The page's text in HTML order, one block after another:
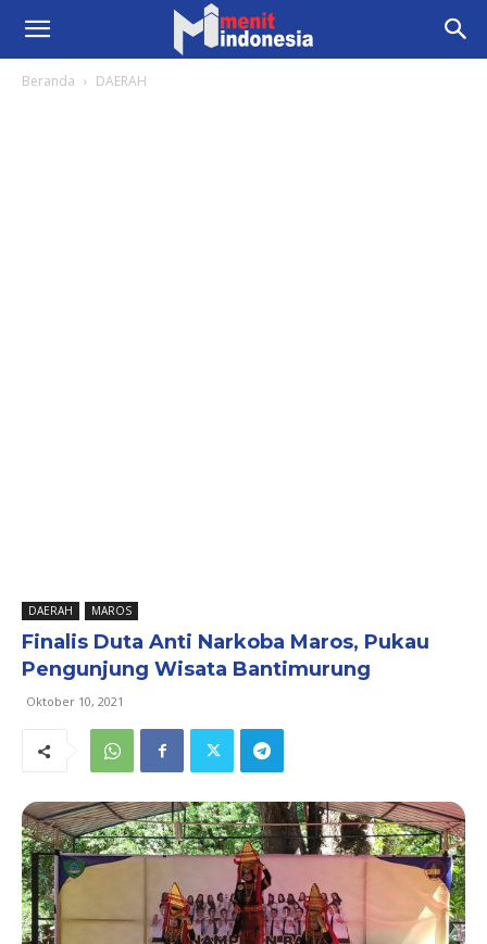
Beranda DAERAH
DAERAH MAROS
Finalis Duta Anti Narkoba Maros, Pukau
Pengunjung Wisata Bantimurung
Oktober 10, 2021